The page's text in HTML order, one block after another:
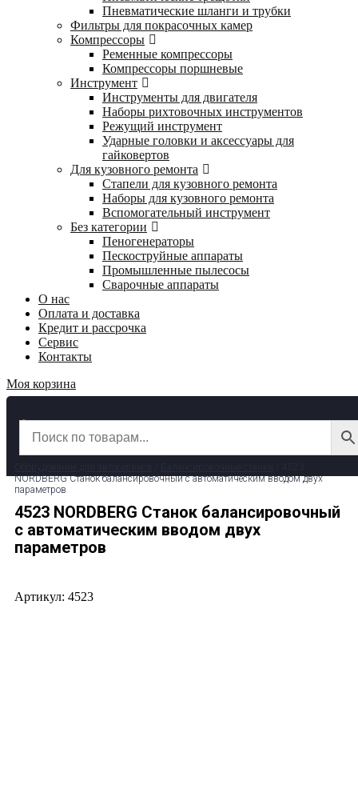
Пневматические шланги и трубки
Фильтры для покрасочных камер
Компрессоры
Ременные компрессоры
Компрессоры поршневые
Инструмент
Инструменты для двигателя
Наборы рихтовочных инструментов
Режущий инструмент
Ударные головки и аксессуары для
гайковертов
Для кузовного ремонта
Стапели для кузовного ремонта
Наборы для кузовного ремонта
Вспомогательный инструмент
Без категории
Пеногенераторы
Пескоструйные аппараты
Промышленные пылесосы
Сварочные аппараты
О нас
Оплата и доставка
Кредит и рассрочка
Сервис
Контакты
Моя корзина
✆ 8 (800) 511-39-29
NORDBERG Станок балансировочный с автоматическим вводом двух
параметров
4523 NORDBERG Станок балансировочный
с автоматическим вводом двух
параметров
Артикул: 4523